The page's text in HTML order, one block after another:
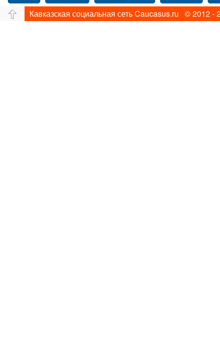
Путешествие
Перевал Свадьба фото
Кавказская социальная сеть Caucasus.ru © 2012 -